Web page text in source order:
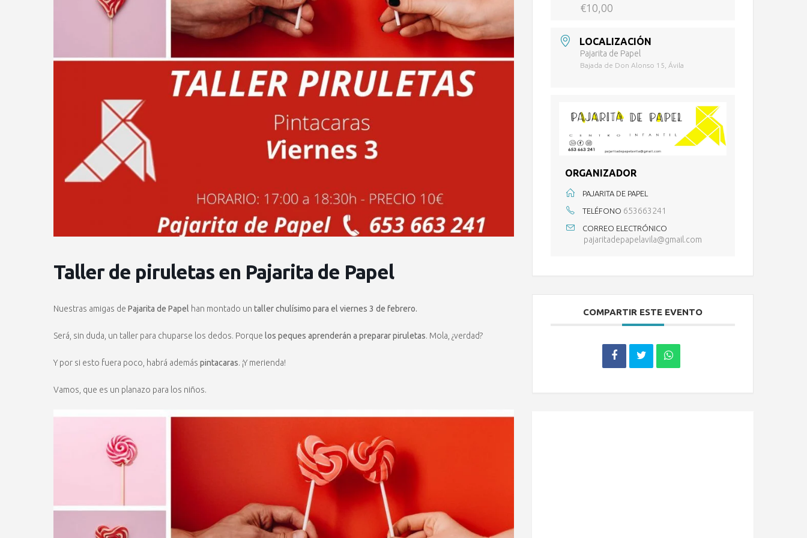
Taller de piruletas en Pajarita de Papel
Nuestras amigas de Pajarita de Papel han montado un taller chulísimo para el viernes 3 de febrero.
Será, sin duda, un taller para chuparse los dedos. Porque los peques aprenderán a preparar piruletas. Mola, ¿verdad?
Y por si esto fuera poco, habrá además pintacaras. ¡Y merienda!
Vamos, que es un planazo para los niños.
€10,00
LOCALIZACIÓN
Pajarita de Papel
Bajada de Don Alonso 15, Ávila
ORGANIZADOR
PAJARITA DE PAPEL
TELÉFONO 653663241
CORREO ELECTRÓNICO
pajaritadepapelavila@gmail.com
COMPARTIR ESTE EVENTO